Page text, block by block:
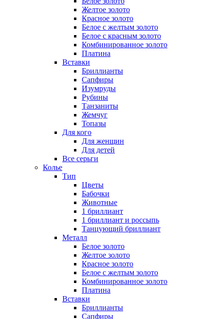
Желтое золото
Красное золото
Белое с желтым золото
Белое с красным золото
Комбинированное золото
Платина
Вставки
Бриллианты
Сапфиры
Изумруды
Рубины
Танзаниты
Жемчуг
Топазы
Для кого
Для женщин
Для детей
Все серьги
Колье
Тип
Цветы
Бабочки
Животные
1 бриллиант
1 бриллиант и россыпь
Танцующий бриллиант
Металл
Белое золото
Желтое золото
Красное золото
Белое с желтым золото
Комбинированное золото
Платина
Вставки
Бриллианты
Сапфиры